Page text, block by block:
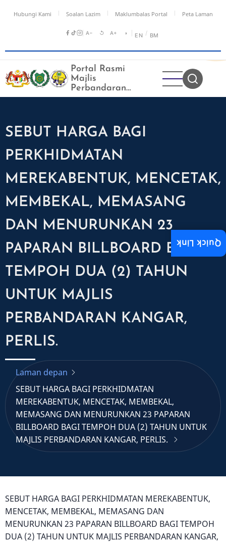
Hubungi Kami Soalan Lazim Maklumbalas Portal Peta Laman
A− ↺ A+ ◑ EN / BM
Portal Rasmi
Majlis
Perbandaran
Kangar
SEBUT HARGA BAGI
PERKHIDMATAN
MEREKABENTUK, MENCETAK,
MEMBEKAL, MEMASANG
DAN MENURUNKAN 23
PAPARAN BILLBOARD BAGI
TEMPOH DUA (2) TAHUN
UNTUK MAJLIS
PERBANDARAN KANGAR,
PERLIS.
Laman depan
SEBUT HARGA BAGI PERKHIDMATAN
MEREKABENTUK, MENCETAK, MEMBEKAL,
MEMASANG DAN MENURUNKAN 23 PAPARAN
BILLBOARD BAGI TEMPOH DUA (2) TAHUN UNTUK
MAJLIS PERBANDARAN KANGAR, PERLIS.
SEBUT HARGA BAGI PERKHIDMATAN MEREKABENTUK,
MENCETAK, MEMBEKAL, MEMASANG DAN
MENURUNKAN 23 PAPARAN BILLBOARD BAGI TEMPOH
DUA (2) TAHUN UNTUK MAJLIS PERBANDARAN KANGAR,
Quick Link